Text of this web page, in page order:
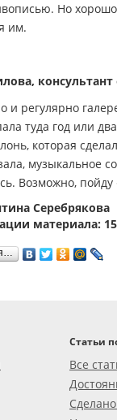
Но
им.
и регулярно
туда год или
которая
музыкальное
Возможно, пойду
Серебрякова
материала:
Статьи
Все